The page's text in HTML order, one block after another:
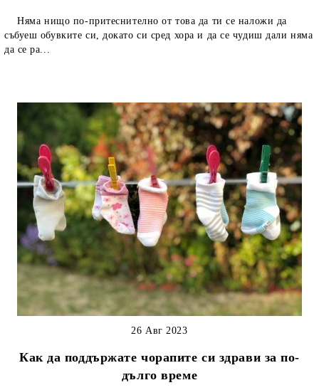
Няма нищо по-притеснително от това да ти се наложи да
събуеш обувките си, докато си сред хора и да се чудиш дали няма
да се ра...
Как да поддържате чорапите си здрави за по-
дълго време
26 Авг 2023